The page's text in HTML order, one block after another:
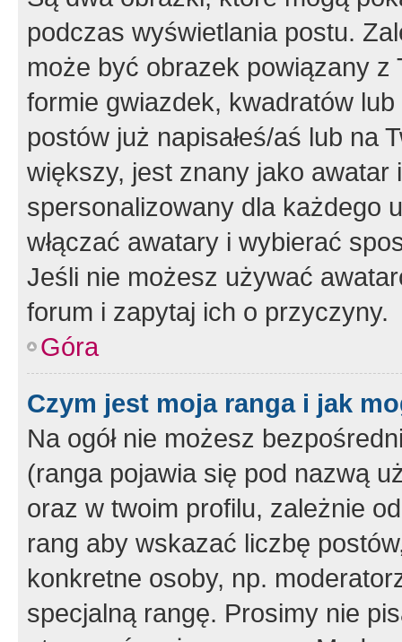
podczas wyświetlania postu.
może być obrazek powiązany z
formie gwiazdek, kwadratów
postów już napisałeś/aś lub na
większy, jest znany jako
spersonalizowany dla każdego
włączać awatary i wybierać
Jeśli nie możesz używać
forum i zapytaj ich o przyczyny.
Góra
Czym jest moja ranga i jak
Na ogół nie możesz
(ranga pojawia się pod nazwą
oraz w twoim profilu, zależnie
rang aby wskazać liczbę
konkretne osoby, np.
specjalną rangę. Prosimy nie